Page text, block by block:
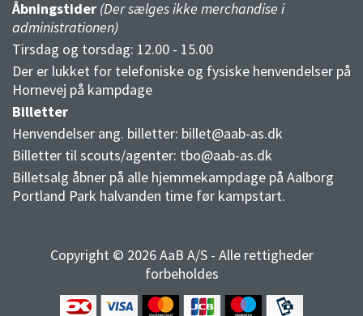
Åbningstider (Der sælges ikke merchandise i
administrationen)
Tirsdag og torsdag: 12.00 - 15.00
Der er lukket for telefoniske og fysiske henvendelser på
Hornevej på kampdage
Billetter
Henvendelser ang. billetter: billet@aab-as.dk
Billetter til scouts/agenter: tbo@aab-as.dk
Billetsalg åbner på alle hjemmekampdage på Aalborg
Portland Park halvanden time før kampstart.
Copyright © 2026 AaB A/S - Alle rettigheder
forbeholdes